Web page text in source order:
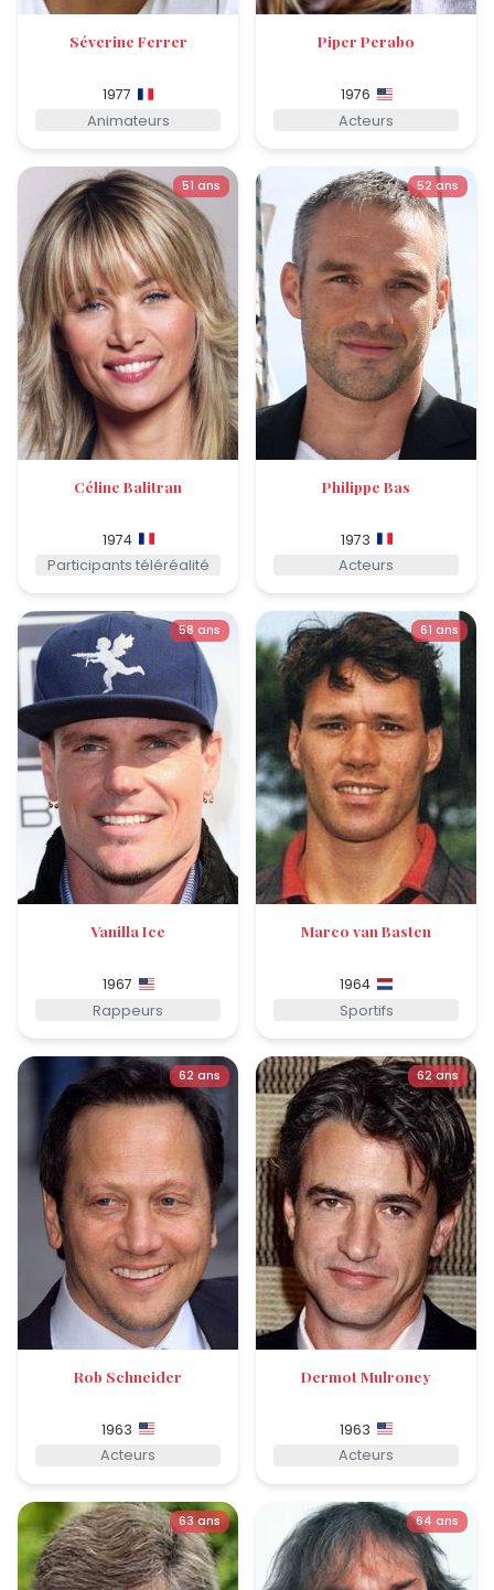
Séverine Ferrer
1977
Animateurs
Piper Perabo
1976
Acteurs
51 ans
Céline Balitran
1974
Participants téléréalité
52 ans
Philippe Bas
1973
Acteurs
58 ans
Vanilla Ice
1967
Rappeurs
61 ans
Marco van Basten
1964
Sportifs
62 ans
Rob Schneider
1963
Acteurs
62 ans
Dermot Mulroney
1963
Acteurs
63 ans 64 ans